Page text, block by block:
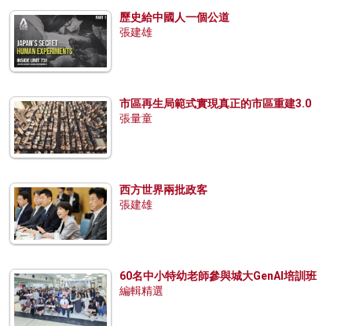
歷史給中國人一個公道
張建雄
市區再生局範式實現真正的市區重建3.0
張量童
西方世界兩批政客
張建雄
60名中小特幼老師參與城大GenAI培訓班
編輯精選